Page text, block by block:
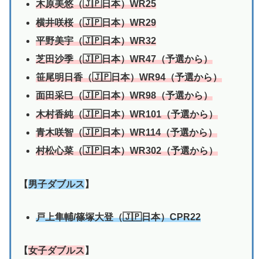
木原美悠（🇯🇵日本）WR25
横井咲桜（🇯🇵日本）WR29
平野美宇（🇯🇵日本）WR32
芝田沙季（🇯🇵日本）WR47（予選から）
笹尾明日香（🇯🇵日本）WR94（予選から）
面田采巳（🇯🇵日本）WR98（予選から）
木村香純（🇯🇵日本）WR101（予選から）
青木咲智（🇯🇵日本）WR114（予選から）
村松心菜（🇯🇵日本）WR302（予選から）
【男子ダブルス 】
戸上隼輔/篠塚大登（🇯🇵日本）CPR22
【女子ダブルス 】